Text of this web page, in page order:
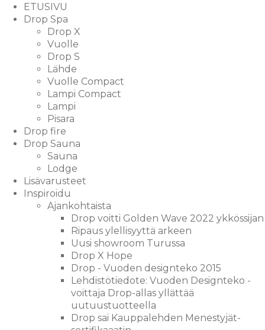
ETUSIVU
Drop Spa
Drop X
Vuolle
Drop S
Lähde
Vuolle Compact
Lampi Compact
Lampi
Pisara
Drop fire
Drop Sauna
Sauna
Lodge
Lisävarusteet
Inspiroidu
Ajankohtaista
Drop voitti Golden Wave 2022 ykkössijan
Ripaus ylellisyyttä arkeen
Uusi showroom Turussa
Drop X Hope
Drop - Vuoden designteko 2015
Lehdistötiedote: Vuoden Designteko -
voittaja Drop-allas yllättää
uutuustuotteella
Drop sai Kauppalehden Menestyjät-